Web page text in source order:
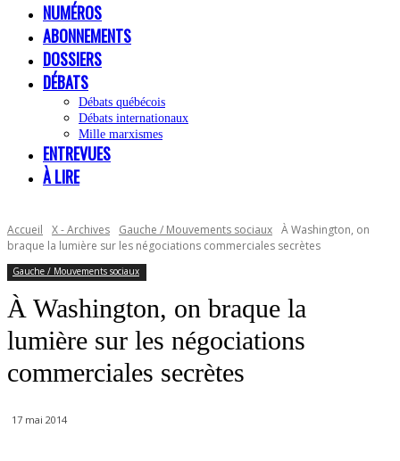
NUMÉROS
ABONNEMENTS
DOSSIERS
DÉBATS
Débats québécois
Débats internationaux
Mille marxismes
ENTREVUES
À LIRE
Accueil X - Archives Gauche / Mouvements sociaux À Washington, on
braque la lumière sur les négociations commerciales secrètes
Gauche / Mouvements sociaux
À Washington, on braque la
lumière sur les négociations
commerciales secrètes
17 mai 2014